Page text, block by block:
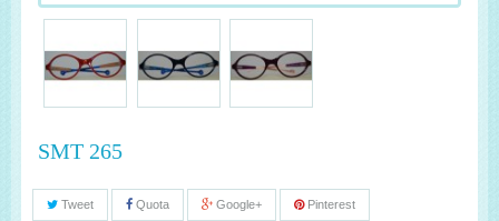
SMT 265
Tweet Quota Google+ Pinterest